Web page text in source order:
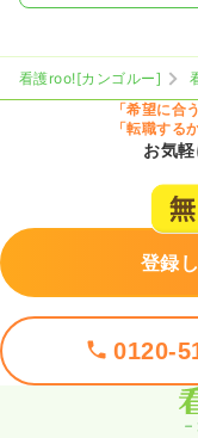
看護roo![カンゴルー]
「希望に合
「転職する
お気
登録
0120-